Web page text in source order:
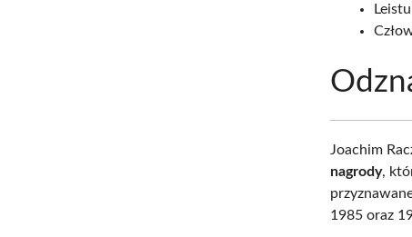
Joachim
nagrody,
1985 oraz